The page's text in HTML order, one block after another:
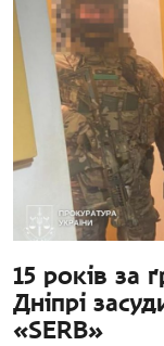
15 років за
Дніпрі
«SERB»